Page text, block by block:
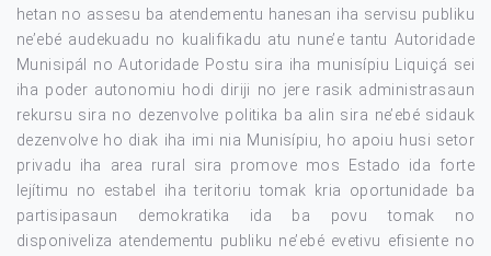
hetan no assesu ba atendementu hanesan iha servisu publiku
ne’ebé audekuadu no kualifikadu atu nune’e tantu Autoridade
Munisipál no Autoridade Postu sira iha munisípiu Liquiçá sei
iha poder autonomiu hodi diriji no jere rasik administrasaun
rekursu sira no dezenvolve politika ba alin sira ne’ebé sidauk
dezenvolve ho diak iha imi nia Munisípiu, ho apoiu husi setor
privadu iha area rural sira promove mos Estado ida forte
lejítimu no estabel iha teritoriu tomak kria oportunidade ba
partisipasaun demokratika ida ba povu tomak no
disponiveliza atendementu publiku ne’ebé evetivu efisiente no